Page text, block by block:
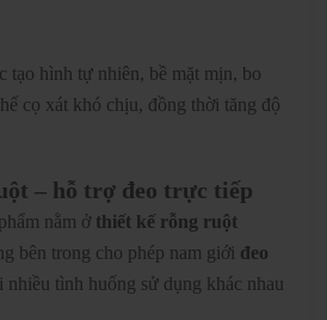
tạo hình tự nhiên, bề mặt mịn, bo
cọ xát khó chịu, đồng thời tăng độ
– hỗ trợ đeo trực tiếp
nằm ở thiết kế rỗng ruột
bên trong cho phép nam giới đeo
nhiều tình huống sử dụng khác nhau